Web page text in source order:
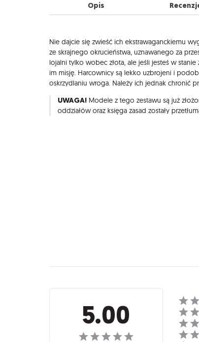
Opis
Opis
Nie dajcie się zwieść ich ekstrawaganckiemu
ze skrajnego okrucieństwa, uznawanego za
lojalni tylko wobec złota, ale jeśli jesteś w
im misję. Harcownicy są lekko uzbrojeni i
oskrzydlaniu wroga. Należy ich jednak chronić
UWAGA! Modele z tego zestawu są już
oddziałów oraz księga zasad zostały
Recenzje
5.00